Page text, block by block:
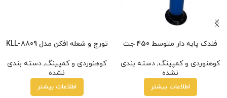
فندک پایه دار متوسط 450 جت
کوهنوردی و کمپینگ, دسته بندی
نشده
اطلاعات بیشتر
تورچ و شعله افکن مدل KLL-8809
کوهنوردی و کمپینگ, دسته بندی
نشده
اطلاعات بیشتر